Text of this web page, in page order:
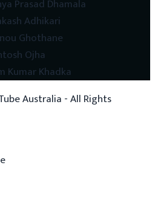
Prasad Dhamala
Adhikari
Ghothane
Ojha
Kumar Khadka
Australia - All Rights